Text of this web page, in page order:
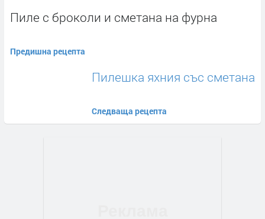
Пиле с броколи и сметана на фурна
Предишна рецепта
Пилешка яхния със сметана
Следваща рецепта